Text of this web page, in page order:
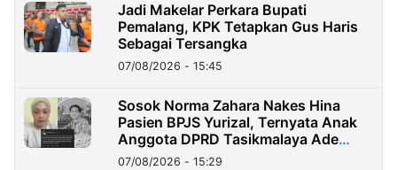
Jadi Makelar Perkara Bupati
Pemalang, KPK Tetapkan Gus Haris
Sebagai Tersangka
07/08/2026 - 15:45
Sosok Norma Zahara Nakes Hina
Pasien BPJS Yurizal, Ternyata Anak
Anggota DPRD Tasikmalaya Ade
Lukman
07/08/2026 - 15:29